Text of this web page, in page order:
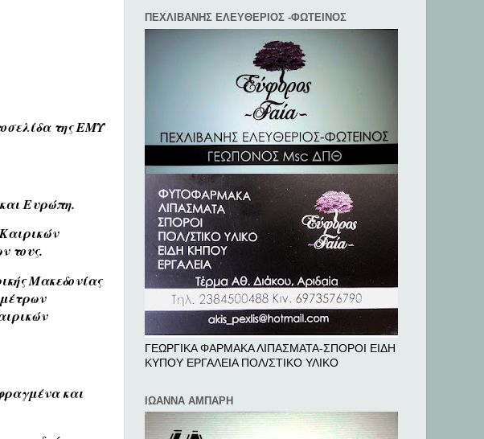
της ΕΜΥ
Ευρώπη.
τους.
Μακεδονίας
και
ΠΕΧΛΙΒANΗΣ ΕΛΕΥΘΕΡΙΟΣ -ΦΩΤΕΙΝΟΣ
ΓΕΩΡΓΙΚΑ ΦΑΡΜΑΚΑ ΛΙΠΑΣΜΑΤΑ-ΣΠΟΡΟΙ ΕΙΔΗ
ΚΥΠΟΥ ΕΡΓΑΛΕΙΑ ΠΟΛ/ΣΤΙΚΟ ΥΛΙΚΟ
ΙΩΑΝΝΑ ΑΜΠΑΡΗ